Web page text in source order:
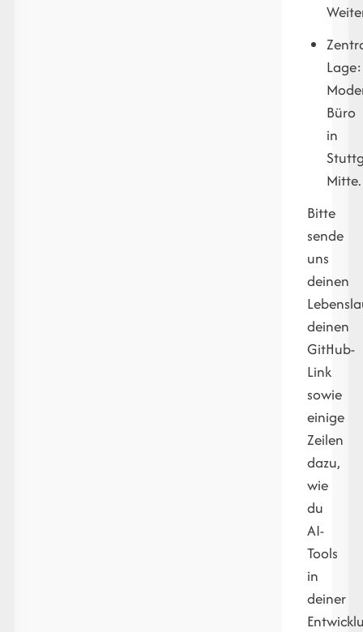
Lage:
Büro
in
Mitte.
Bitte
sende
uns
deinen
deinen
GitHub-
Link
sowie
einige
Zeilen
dazu,
wie
du
AI-
Tools
in
deiner